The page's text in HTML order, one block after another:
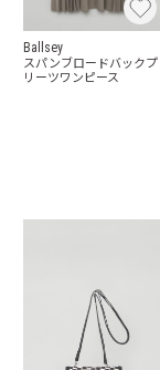
Ballsey
スパンブロードバックプ
リーツワンピース